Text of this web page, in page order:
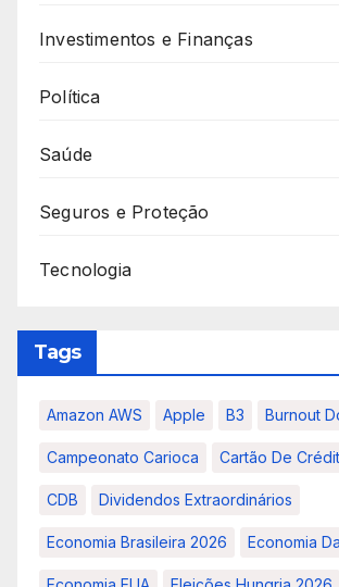
Investimentos e Finanças
Política
Saúde
Seguros e Proteção
Tecnologia
Tags
Amazon AWS Apple B3 Burnout
Campeonato Carioca Cartão De
CDB Dividendos Extraordinários
Economia Brasileira 2026 Economia